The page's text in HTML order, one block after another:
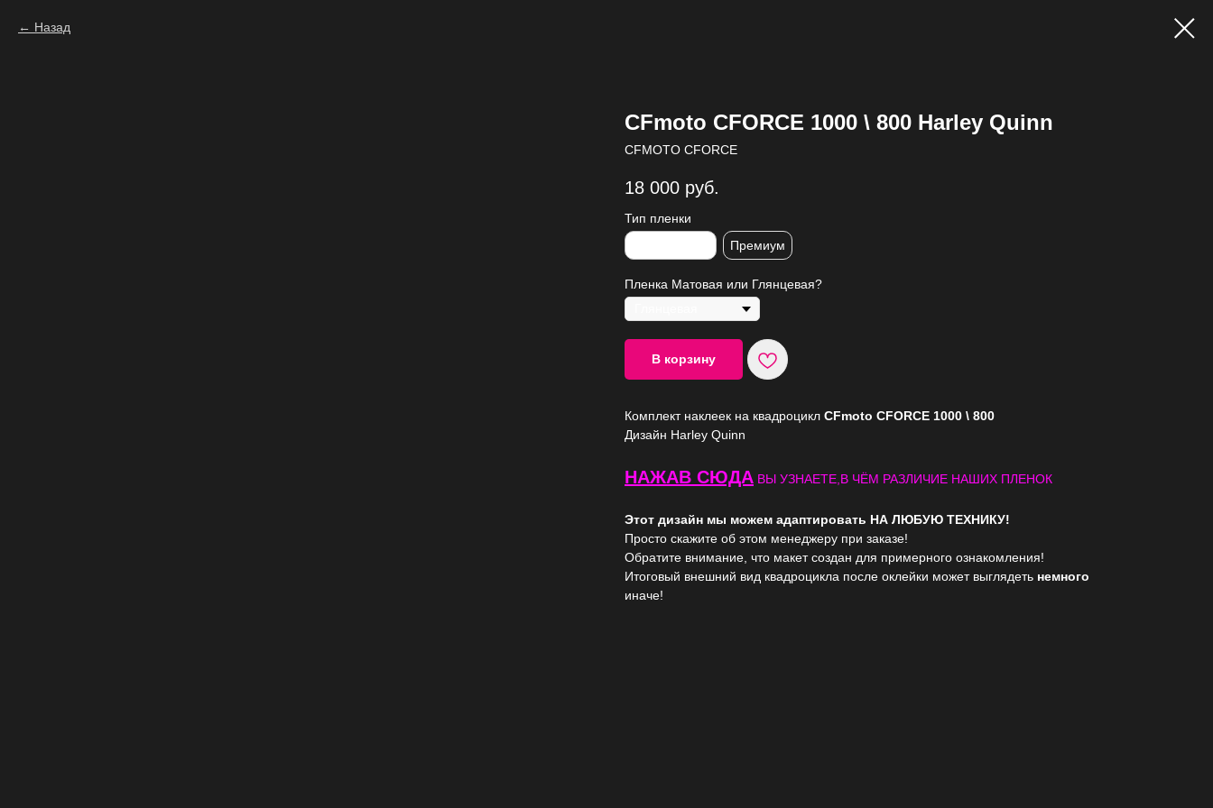
Назад
CFmoto CFORCE 1000 \ 800 Harley Quinn
CFMOTO CFORCE
18 000 руб.
Тип пленки
Премиум
Пленка Матовая или Глянцевая?
В корзину
Комплект наклеек на квадроцикл CFmoto CFORCE 1000 \ 800
Дизайн Harley Quinn
НАЖАВ СЮДА ВЫ УЗНАЕТЕ,В ЧЁМ РАЗЛИЧИЕ НАШИХ ПЛЕНОК
Этот дизайн мы можем адаптировать НА ЛЮБУЮ ТЕХНИКУ!
Просто скажите об этом менеджеру при заказе!
Обратите внимание, что макет создан для примерного ознакомления!
Итоговый внешний вид квадроцикла после оклейки может выглядеть немного
иначе!